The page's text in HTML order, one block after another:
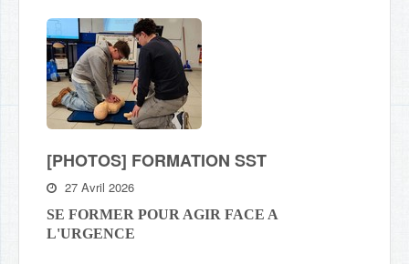
[PHOTOS] FORMATION SST
27 Avril 2026
SE FORMER POUR AGIR FACE A
L'URGENCE